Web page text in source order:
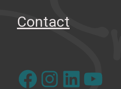
Contact
FacebookInstagram YouTube